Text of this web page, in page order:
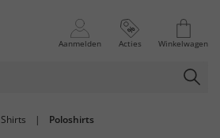
Aanmelden Acties Winkelwagen
Shirts | Poloshirts